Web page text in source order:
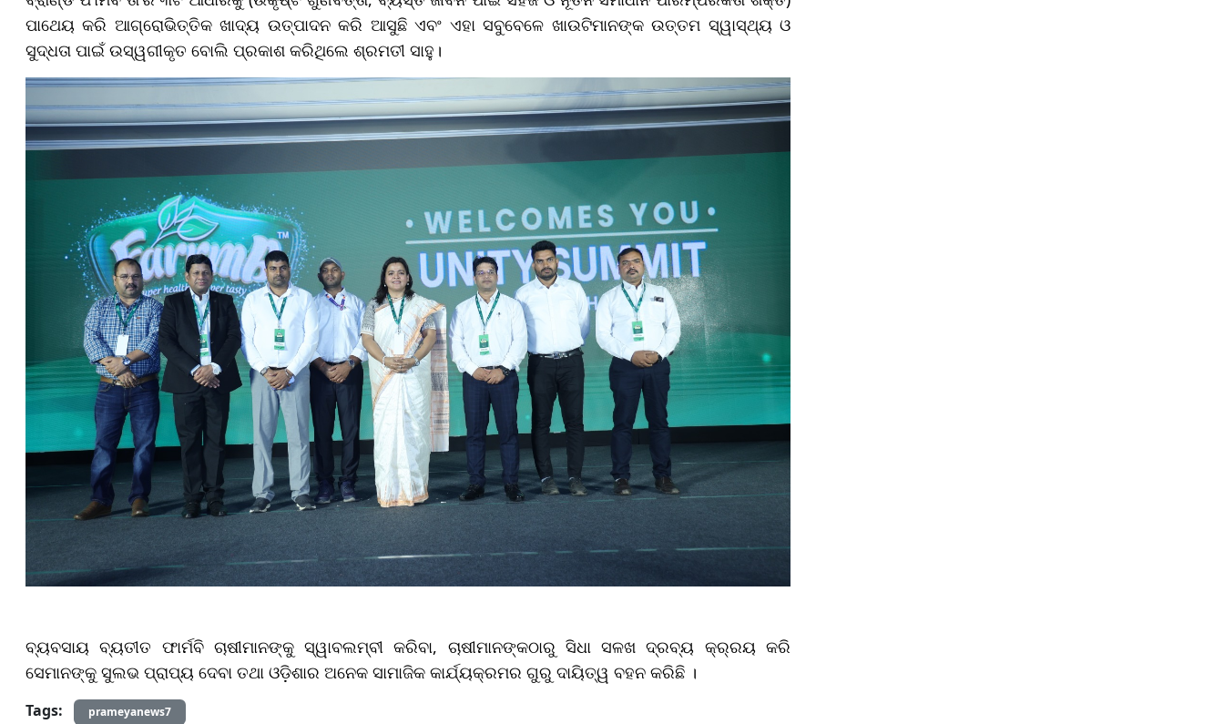
ପାଥେୟ କରି ଆଗ୍ରୋଭିତ୍ତିକ ଖାଦ୍ୟ ଉତ୍ପାଦନ କରି ଆସୁଛି ଏବଂ ଏହା ସବୁବେଳେ ଖାଉଟିମାନଙ୍କ ଉତ୍ତମ ସ୍ୱାସ୍ଥ୍ୟ ଓ
ସୁଦ୍ଧତା ପାଇଁ ଉସ୍ୱଗୀକୃତ ବୋଲି ପ୍ରକାଶ କରିଥିଲେ ଶ୍ରମତୀ ସାହୁ।
ବ୍ୟବସାୟ ବ୍ୟତୀତ ଫାର୍ମବି ଚାଷୀମାନଙ୍କୁ ସ୍ୱାବଲମ୍ବୀ କରିବା, ଚାଷୀମାନଙ୍କଠାରୁ ସିଧା ସଳଖ ଦ୍ରବ୍ୟ କ୍ର୍ରୟ କରି
ସେମାନଙ୍କୁ ସୁଲଭ ପ୍ରାପ୍ୟ ଦେବା ତଥା ଓଡ଼ିଶାର ଅନେକ ସାମାଜିକ କାର୍ଯ୍ୟକ୍ରମର ଗୁରୁ ଦାୟିତ୍ୱ ବହନ କରିଛି ।
Tags: prameyanews7